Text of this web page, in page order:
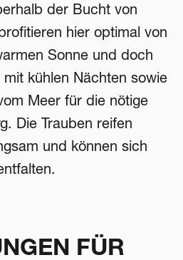
der Bucht von
hier optimal von
Sonne und doch
kühlen Nächten sowie
Meer für die nötige
Die Trauben reifen
und können sich
FÜR